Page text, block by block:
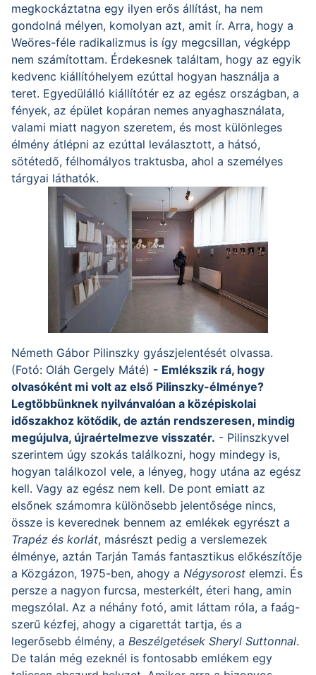
megkockáztatna egy ilyen erős állítást, ha nem
gondolná mélyen, komolyan azt, amit ír. Arra, hogy a
Weöres-féle radikalizmus is így megcsillan, végképp
nem számítottam. Érdekesnek találtam, hogy az egyik
kedvenc kiállítóhelyem ezúttal hogyan használja a
teret. Egyedülálló kiállítótér ez az egész országban, a
fények, az épület kopáran nemes anyaghasználata,
valami miatt nagyon szeretem, és most különleges
élmény átlépni az ezúttal leválasztott, a hátsó,
sötétedő, félhomályos traktusba, ahol a személyes
tárgyai láthatók.
Németh Gábor Pilinszky gyászjelentését olvassa.
(Fotó: Oláh Gergely Máté) - Emlékszik rá, hogy
olvasóként mi volt az első Pilinszky-élménye?
Legtöbbünknek nyilvánvalóan a középiskolai
időszakhoz kötődik, de aztán rendszeresen, mindig
megújulva, újraértelmezve visszatér. - Pilinszkyvel
szerintem úgy szokás találkozni, hogy mindegy is,
hogyan találkozol vele, a lényeg, hogy utána az egész
kell. Vagy az egész nem kell. De pont emiatt az
elsőnek számomra különösebb jelentősége nincs,
össze is keverednek bennem az emlékek egyrészt a
Trapéz és korlát, másrészt pedig a verslemezek
élménye, aztán Tarján Tamás fantasztikus előkészítője
a Közgázon, 1975-ben, ahogy a Négysorost elemzi. És
persze a nagyon furcsa, mesterkélt, éteri hang, amin
megszólal. Az a néhány fotó, amit láttam róla, a faág-
szerű kézfej, ahogy a cigarettát tartja, és a
legerősebb élmény, a Beszélgetések Sheryl Suttonnal.
De talán még ezeknél is fontosabb emlékem egy